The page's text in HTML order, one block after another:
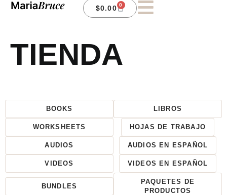
$0.00 0
TIENDA
BOOKS LIBROS
WORKSHEETS HOJAS DE TRABAJO
AUDIOS AUDIOS EN ESPAÑOL
VIDEOS VIDEOS EN ESPAÑOL
BUNDLES
PAQUETES DE
PRODUCTOS